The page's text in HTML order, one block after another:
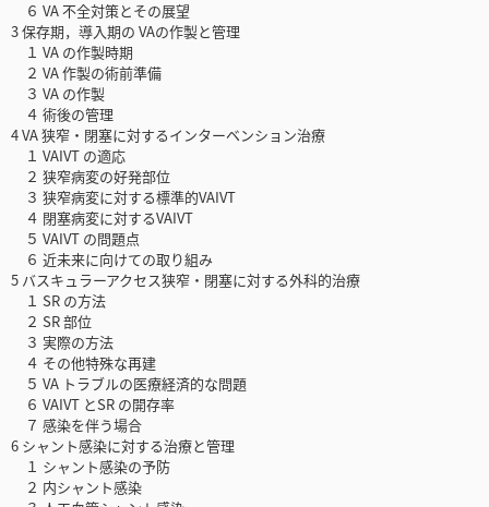
６ VA 不全対策とその展望
3 保存期，導入期の VAの作製と管理
１ VA の作製時期
２ VA 作製の術前準備
３ VA の作製
４ 術後の管理
4 VA 狭窄・閉塞に対するインターベンション治療
１ VAIVT の適応
２ 狭窄病変の好発部位
３ 狭窄病変に対する標準的VAIVT
４ 閉塞病変に対するVAIVT
５ VAIVT の問題点
６ 近未来に向けての取り組み
5 バスキュラーアクセス狭窄・閉塞に対する外科的治療
１ SR の方法
２ SR 部位
３ 実際の方法
４ その他特殊な再建
５ VA トラブルの医療経済的な問題
６ VAIVT とSR の開存率
７ 感染を伴う場合
6 シャント感染に対する治療と管理
１ シャント感染の予防
２ 内シャント感染